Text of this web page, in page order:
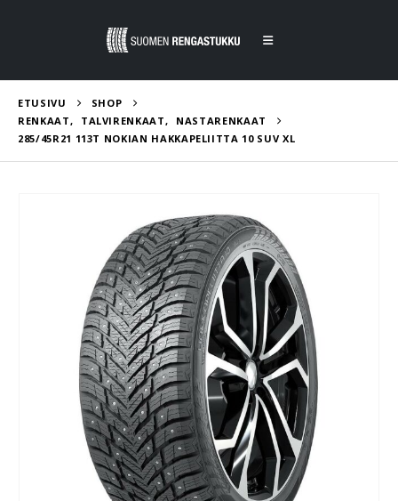
ETUSIVU
SHOP
RENKAAT, TALVIRENKAAT,
NASTARENKAAT
285/45R21 113T NOKIAN HAKKAPELIITTA 10 SUV XL